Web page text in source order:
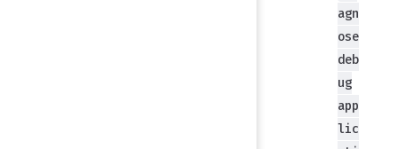
agn
ose
deb
ug
app
lic